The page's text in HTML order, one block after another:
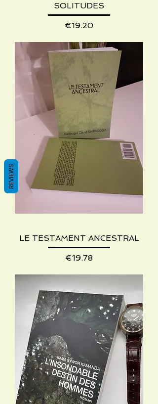
SOLITUDES
Price
€19.20
LE TESTAMENT ANCESTRAL
Price
€19.78
REVIEWS